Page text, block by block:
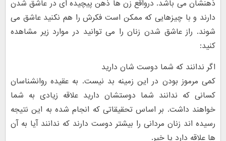
ذهنشان می باشد. درواقع زن ها ذهن پیچیده ای در عاشق شدن
دارند و با چیزهایی که ممکن است فکرش را هم نکنید عاشق می
شوند. راز عاشق شدن زنان را می توانید در موارد زیر مشاهده
کنید:
اگر ندانند که شما دوست شان دارید
کمی مرموز بودن در این زمینه بد نیست. به عقیده روانشناسان
کسانی که ندانند شما دوستشان دارید علاقه زیادی به شما
خواهند داشت. بر اساس تحقیقاتی که انجام شده به این نتیجه
رسیده اند زنان مردانی را بیشتر دوست دارند که ندانند آیا به آن
ها علاقه دارد یا خیر.